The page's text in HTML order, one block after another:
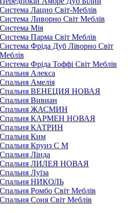
Система Лацио Світ-Меблів
Система Ливорно Світ Меблів
Система Мія
Система Парма Свiт Меблiв
Система Фріда Дуб Ліворно Світ
Меблів
Система Фріда Тоффі Світ Меблів
Спальня Алекса
Спальня Амелія
Спальня ВЕНЕЦИЯ НОВАЯ
Спальня Вивиан
Спальня ЖАСМИН
Спальня КАРМЕН НОВАЯ
Спальня КАТРИН
Спальня Ким
Спальня Круиз С М
Спальня Лінда
Спальня ЛИЛЕЯ НОВАЯ
Спальня Луїза
Спальня НИКОЛЬ
Спальня Ромбо Світ Меблів
Спальня Соня Світ Меблів